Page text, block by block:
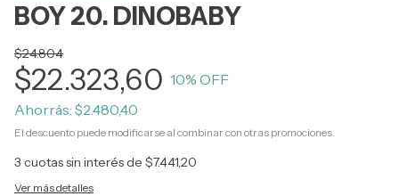
BOY 20. DINOBABY
$24.804
$22.323,60 10% OFF
Ahorrás: $2.480,40
El descuento puede modificarse al combinar con otras promociones.
3 cuotas sin interés de $7.441,20
Ver más detalles